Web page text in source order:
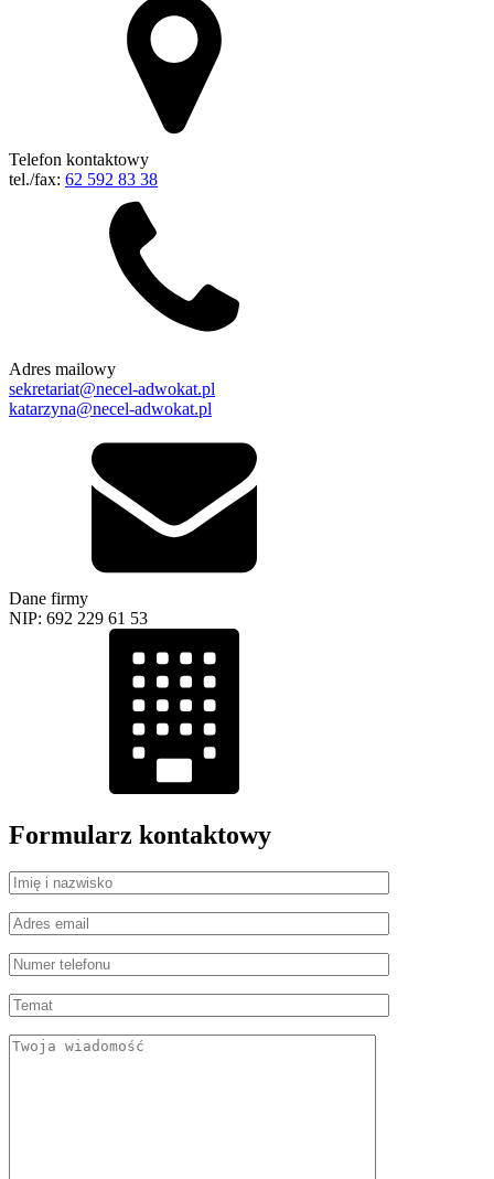
Telefon kontaktowy
tel./fax: 62 592 83 38
Adres mailowy
sekretariat@necel-adwokat.pl
katarzyna@necel-adwokat.pl
Dane firmy
NIP: 692 229 61 53
Formularz kontaktowy